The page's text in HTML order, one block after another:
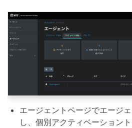
エージェントページでエージ
し、個別アクティベーション